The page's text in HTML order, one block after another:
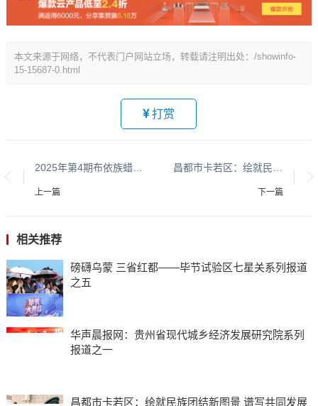
本文来源于网络，不代表门户网站立场，转载请注明出处：/showinfo-
15-15687-0.html
打赏
2025年第4期布依族蜡染体验活动在贵州省非遗馆举办
上一篇
昌都市卡若区：绘就民族团结新图景 谱写共同发展新篇章
下一篇
相关推荐
磅礴乌蒙 三省红都——毕节试验区七星关系列报道
之五
华声晨报网：贵州省现代城乡经济发展研究院系列
报道之一
昌都市卡若区：绘就民族团结新图景 谱写共同发展